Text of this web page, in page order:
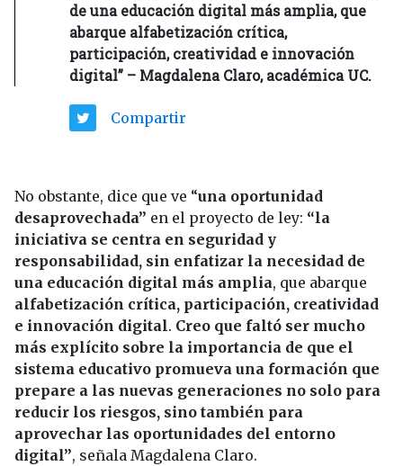
de una educación digital más amplia, que
abarque alfabetización crítica,
participación, creatividad e innovación
digital” – Magdalena Claro, académica UC.
Compartir
No obstante, dice que ve “una oportunidad
desaprovechada” en el proyecto de ley: “la
iniciativa se centra en seguridad y
responsabilidad, sin enfatizar la necesidad de
una educación digital más amplia, que abarque
alfabetización crítica, participación, creatividad
e innovación digital. Creo que faltó ser mucho
más explícito sobre la importancia de que el
sistema educativo promueva una formación que
prepare a las nuevas generaciones no solo para
reducir los riesgos, sino también para
aprovechar las oportunidades del entorno
digital”, señala Magdalena Claro.